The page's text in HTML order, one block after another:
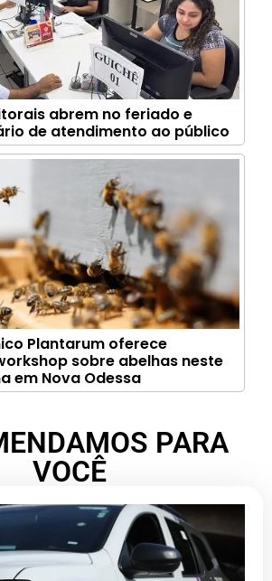
abrem no feriado e
de atendimento ao público
Plantarum oferece
sobre abelhas neste
em Nova Odessa
PARA
VOCÊ